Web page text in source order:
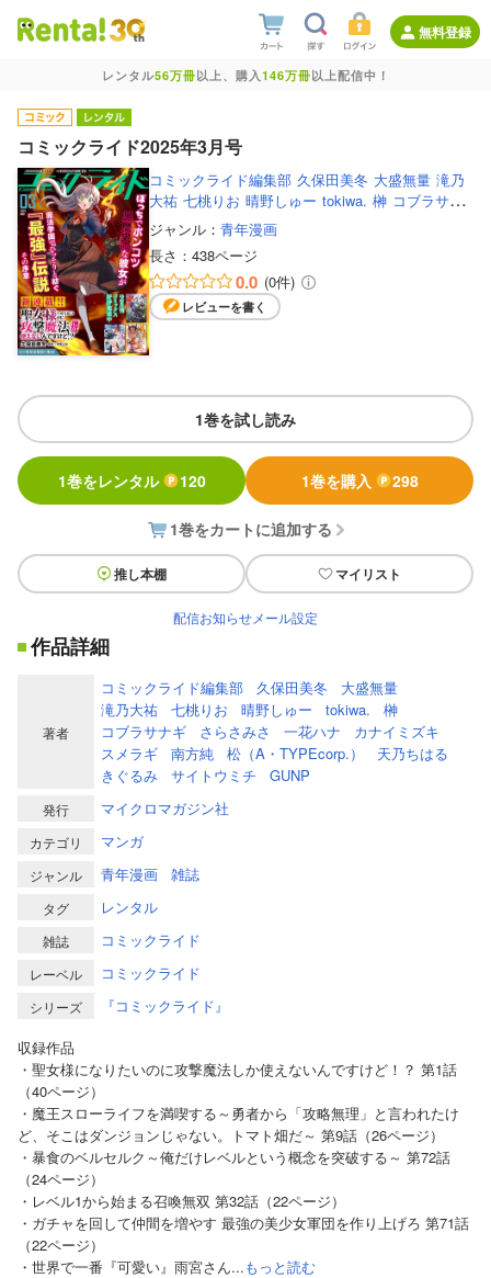
無料登録
レンタル56万冊以上、購入146万冊以上配信中！
コミックライド2025年3月号
コミックライド編集部 久保田美冬 大盛無量 滝乃
大祐 七桃りお 晴野しゅー tokiwa. 榊 コブラサナ
ギ さらさみさ 一花ハナ
南方純
松（A・TYPEcorp.）
み サイトウミチ
ジャンル： 青年漫画
長さ： 438ページ
0.0 (0件)
レビューを書く
1巻を試し読み
1巻をレンタル 120 1巻を購入 298
1巻をカートに追加する
推し本棚 マイリスト
配信お知らせメール設定
作品詳細
著者
コミックライド編集部 久保田美冬
大盛無量
滝乃大祐
七桃りお 晴野しゅー tokiwa.
榊
コブラサナギ
さらさみさ 一花ハナ
カナイミズキ
スメラギ
南方純 松（A・TYPEcorp.）
天乃ちはる
きぐるみ
サイトウミチ GUNP
発行 マイクロマガジン社
カテゴリ マンガ
ジャンル 青年漫画 雑誌
タグ レンタル
雑誌 コミックライド
レーベル コミックライド
シリーズ
『コミックライド』
収録作品
・聖女様になりたいのに攻撃魔法しか使えないんですけど！？ 第1話
（40ページ）
・魔王スローライフを満喫する～勇者から「攻略無理」と言われたけ
ど、そこはダンジョンじゃない。トマト畑だ～ 第9話（26ページ）
・暴食のベルセルク～俺だけレベルという概念を突破する～ 第72話
（24ページ）
・レベル1から始まる召喚無双 第32話（22ページ）
・ガチャを回して仲間を増やす 最強の美少女軍団を作り上げろ 第71話
（22ページ）
・世界で一番『可愛い』雨宮さん...もっと読む